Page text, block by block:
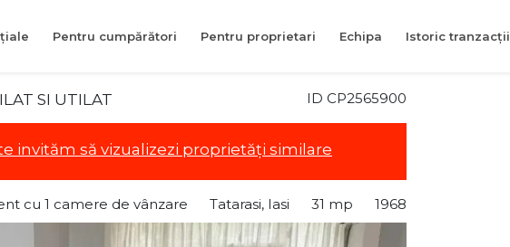
Pentru cumpărători Pentru proprietari Echipa Istoric tranzacții
ID CP2565900
SI UTILAT
invităm să vizualizezi proprietăți similare
cu 1 camere de vânzare Tatarasi, Iasi 31 mp 1968